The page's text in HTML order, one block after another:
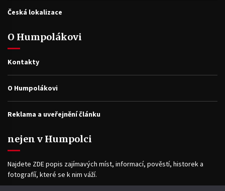
Česká lokalizace
O Humpolákovi
Kontakty
O Humpolákovi
Reklama a uveřejnění článku
nejen v Humpolci
Najdete ZDE popis zajímavých míst, informací, pověstí, historek a
fotografíí, které se k nim váží.